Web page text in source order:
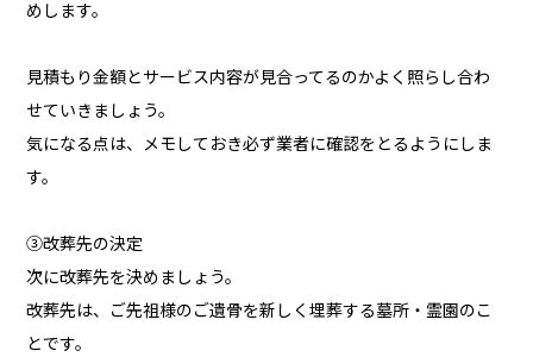
めします。
見積もり金額とサービス内容が見合ってるのかよく照らし合わ
せていきましょう。
気になる点は、メモしておき必ず業者に確認をとるようにしま
す。
③改葬先の決定
次に改葬先を決めましょう。
改葬先は、ご先祖様のご遺骨を新しく埋葬する墓所・霊園のこ
とです。